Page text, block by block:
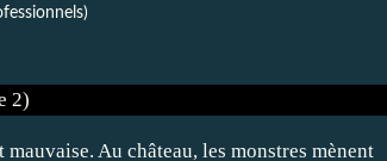
Au château, les monstres mènent